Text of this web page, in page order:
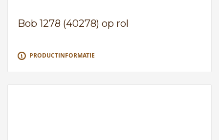
Bob 1278 (40278) op rol
PRODUCTINFORMATIE